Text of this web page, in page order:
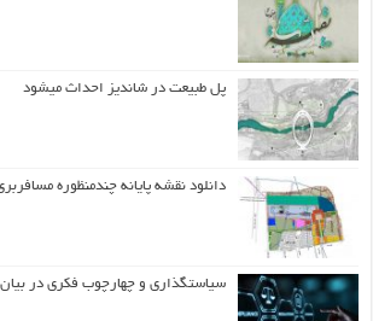
پل طبیعت در شاندیز احداث میشود
دانلود نقشه پایانه چندمنظوره
سیاستگذاری و چهارچوب فکری در بیان